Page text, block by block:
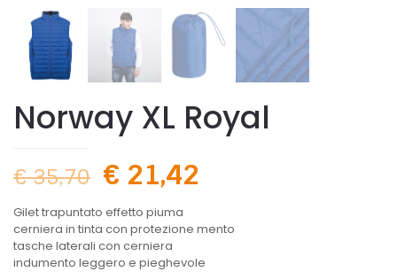
Norway XL Royal
€35,70 € 21,42
Gilet trapuntato effetto piuma
cerniera in tinta con protezione mento
tasche laterali con cerniera
indumento leggero e pieghevole